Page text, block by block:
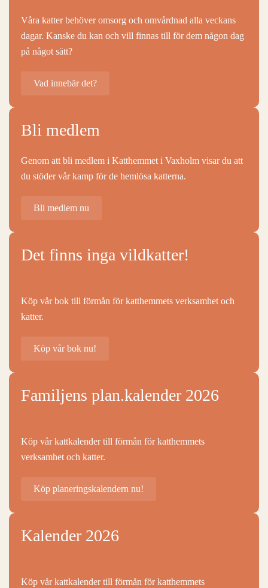
Våra katter behöver omsorg och omvårdnad alla veckans
dagar. Kanske du kan och vill finnas till för dem någon dag
på något sätt?
Vad innebär det?
Bli medlem
Genom att bli medlem i Katthemmet i Vaxholm visar du att
du stöder vår kamp för de hemlösa katterna.
Bli medlem nu
Det finns inga vildkatter!
Köp vår bok till förmån för katthemmets verksamhet och
katter.
Köp vår bok nu!
Familjens plan.kalender 2026
Köp vår kattkalender till förmån för katthemmets
verksamhet och katter.
Köp planeringskalendern nu!
Kalender 2026
Köp vår kattkalender till förmån för katthemmets